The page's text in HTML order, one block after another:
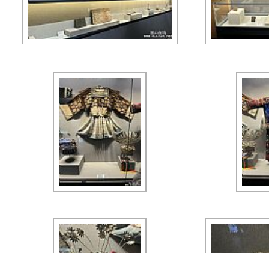
每页显示 30 个文件 共有 2 页 当前为第 1 页